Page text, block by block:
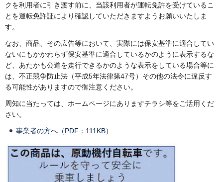
クを利用者に引き渡す前に、当該利用者が運転免許を受けているこ
とを運転免許証により確認していただきますようお願いいたしま
す。
なお、商品、その広告等において、実際には保安基準に適合してい
ないにもかかわらず保安基準に適合しているかのように表示するな
ど、あたかも公道を走行できるかのような表示をしている場合等に
は、不正競争防止法（平成5年法律第47号）その他の法令に違反す
る可能性がありますので御注意ください。
周知に当たっては、ホームページにありますチラシ等をご活用くだ
さい。
事業者の方へ（PDF：111KB）